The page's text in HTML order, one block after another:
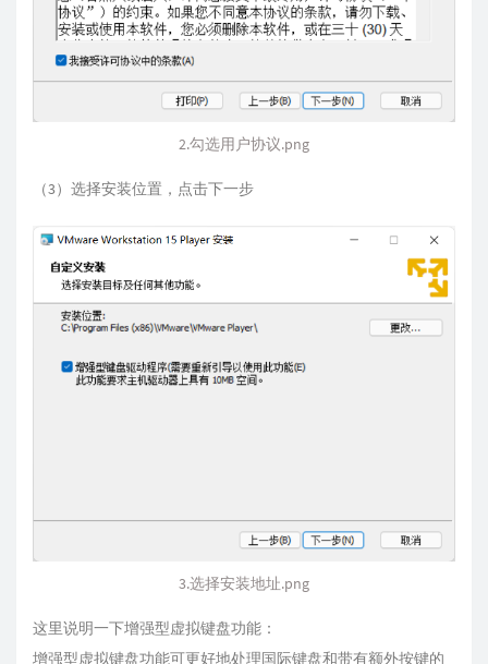
2.勾选用户协议.png
（3）选择安装位置，点击下一步
3.选择安装地址.png
这里说明一下增强型虚拟键盘功能：
增强型虚拟键盘功能可更好地处理国际键盘和带有额外按键的